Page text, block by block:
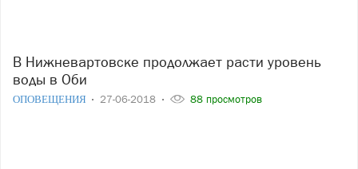
В Нижневартовске продолжает расти уровень
воды в Оби
ОПОВЕЩЕНИЯ 27-06-2018 88 просмотров